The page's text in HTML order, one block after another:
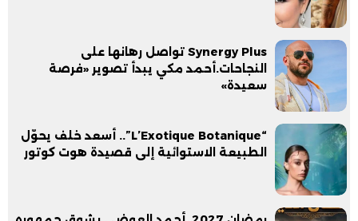
Synergy Plus تواصل رهانها على
النجاحات.أحمد مكي يبدأ تصوير «فرصة
سعيدة»
“L’Exotique Botanique”.. أسعد خلف يحوّل
الطبيعة الاستوائية إلى قصيدة هوت كوتور